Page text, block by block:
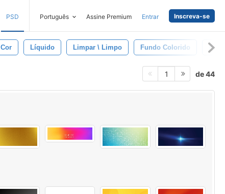
PSD Português Assine Premium Entrar Inscreva-se
Cor Líquido Limpar \ Limpo Fundo Colorido
1 de 44